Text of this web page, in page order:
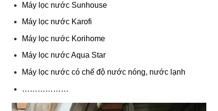
Máy lọc nước Sunhouse
Máy lọc nước Karofi
Máy lọc nước Korihome
Máy lọc nước Aqua Star
Máy lọc nước có chế độ nước nóng, nước lạnh
………………